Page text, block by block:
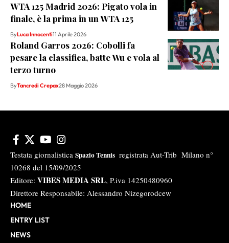
WTA 125 Madrid 2026: Pigato vola in
finale, è la prima in un WTA 125
ByLuca Innocenti11 Aprile 2026
Roland Garros 2026: Cobolli fa
pesare la classifica, batte Wu e vola al
terzo turno
ByTancredi Crepax28 Maggio 2026
Testata giornalistica Spazio Tennis registrata Aut-Trib Milano n°
10268 del 15/09/2025
Editore: VIBES MEDIA SRL, P.iva 14250480960
Direttore Responsabile: Alessandro Nizegorodcew
HOME
ENTRY LIST
NEWS